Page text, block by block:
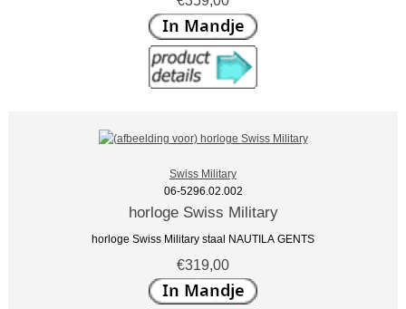
Swiss Military
06-5296.02.002
horloge Swiss Military
horloge Swiss Military staal NAUTILA GENTS
€319,00